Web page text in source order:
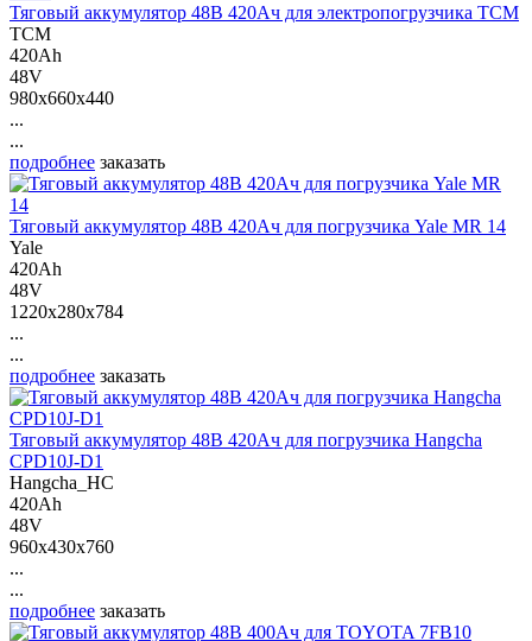
Тяговый аккумулятор 48В 420Ач для электропогрузчика ТСМ
ТСМ
420Ah
48V
980x660x440
...
...
подробнее заказать
Тяговый аккумулятор 48В 420Ач для погрузчика Yale MR 14
Yale
420Ah
48V
1220x280x784
...
...
подробнее заказать
Тяговый аккумулятор 48В 420Ач для погрузчика Hangcha
CPD10J-D1
Hangcha_HC
420Ah
48V
960x430x760
...
...
подробнее заказать